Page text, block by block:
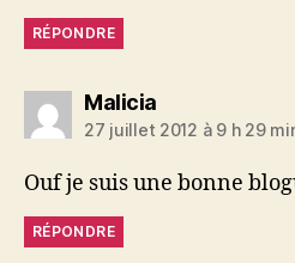
RÉPONDRE
Maliciadit :
27 juillet 2012 à 9 h 29
Ouf je suis une bonne
RÉPONDRE